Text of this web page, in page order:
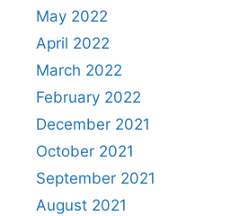
May 2022
April 2022
March 2022
February 2022
December 2021
October 2021
September 2021
August 2021